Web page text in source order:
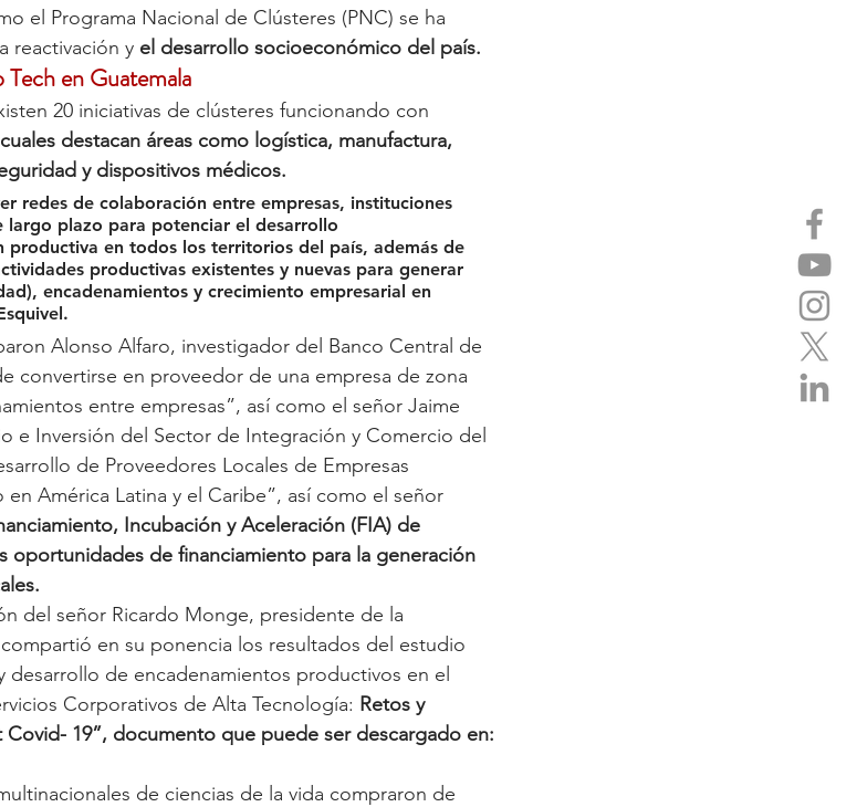
el Programa Nacional de Clústeres (PNC) se ha
reactivación y el desarrollo socioeconómico del país.
Tech en Guatemala
20 iniciativas de clústeres funcionando con
destacan áreas como logística, manufactura,
y dispositivos médicos.
redes de colaboración entre empresas, instituciones
largo plazo para potenciar el desarrollo
productiva en todos los territorios del país, además de
productivas existentes y nuevas para generar
encadenamientos y crecimiento empresarial en
Alonso Alfaro, investigador del Banco Central de
convertirse en proveedor de una empresa de zona
entre empresas”, así como el señor Jaime
e Inversión del Sector de Integración y Comercio del
de Proveedores Locales de Empresas
América Latina y el Caribe”, así como el señor
Incubación y Aceleración (FIA) de
oportunidades de financiamiento para la generación
del señor Ricardo Monge, presidente de la
en su ponencia los resultados del estudio
desarrollo de encadenamientos productivos en el
Corporativos de Alta Tecnología: Retos y
19”, documento que puede ser descargado en:
de ciencias de la vida compraron de